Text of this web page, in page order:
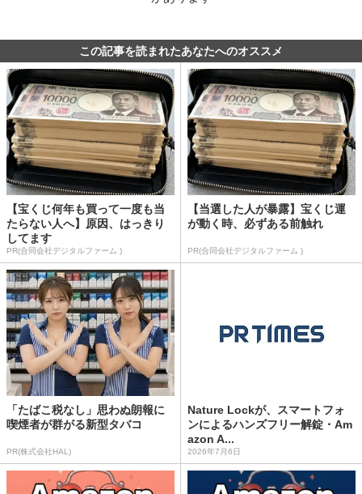
この記事を読まれたあなたへのオススメ
【宝くじ何年も買って一度も当
たらない人へ】原因、はっきり
してます
PR(合同会社デジタルファーム )
【当選した人が暴露】宝くじ運
が動く時、必ずある前触れ
PR(合同会社デジタルファーム )
「たばこ税なし」思わぬ朗報に
喫煙者が群がる新型タバコ
PR(株式会社HAL)
Nature Lockが、スマートフォ
ンによるハンズフリー解錠・Am
azon A...
2026年7月6日